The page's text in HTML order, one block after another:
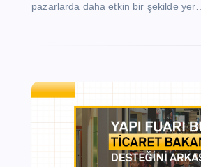
pazarlarda daha etkin bir şekilde yer…